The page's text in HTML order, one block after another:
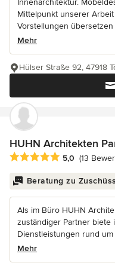
Mittelpunkt unserer
Vorstellungen übersetzen
Mehr
Hülser Straße 92, 47918
HUHN Architekten
Durchschnittliche
5,0 (13
Beratung zu
Als im Büro HUHN
zuständiger Partner biete
Dienstleistungen rund um
Mehr